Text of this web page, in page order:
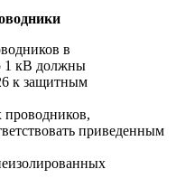
в
1 кВ должны
к защитным
приведенным